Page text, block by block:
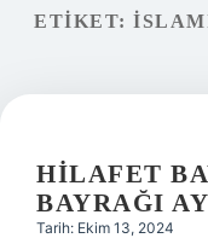
ETIKET:
HILAFET
BAYRAĞI
Tarih: Ekim 13, 2024